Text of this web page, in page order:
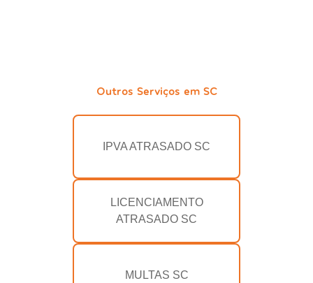
Outros Serviços em SC
IPVA ATRASADO SC
LICENCIAMENTO
ATRASADO SC
MULTAS SC